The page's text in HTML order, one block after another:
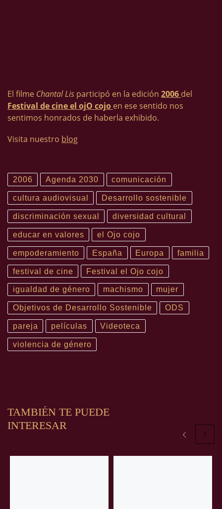
El filme Chantal Lis participó en la edición 2006 del
Festival de cine el ojO cojo en ese sentido nos
sentimos honrados de haberla exhibido.
Visita nuestro blog
2006 Agenda 2030 comunicación
cultura audiovisual Desarrollo sostenible
discriminación sexual diversidad cultural
educar en valores el Ojo cojo
empoderamiento España Europa familia
festival de cine Festival el Ojo cojo
igualdad de género machismo mujer
Objetivos de Desarrollo Sostenible ODS
pareja películas Videoteca
violencia de género
TAMBIÉN TE PUEDE
INTERESAR